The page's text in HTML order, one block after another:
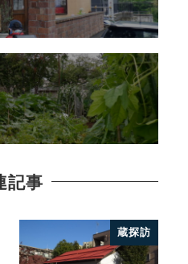
記事
蔵探訪